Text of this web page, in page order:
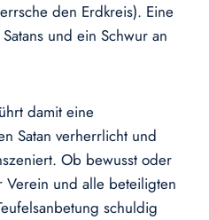
den Erdkreis). Eine
und ein Schwur an
damit eine
Satan verherrlicht und
Ob bewusst oder
Verein und alle beteiligten
schuldig